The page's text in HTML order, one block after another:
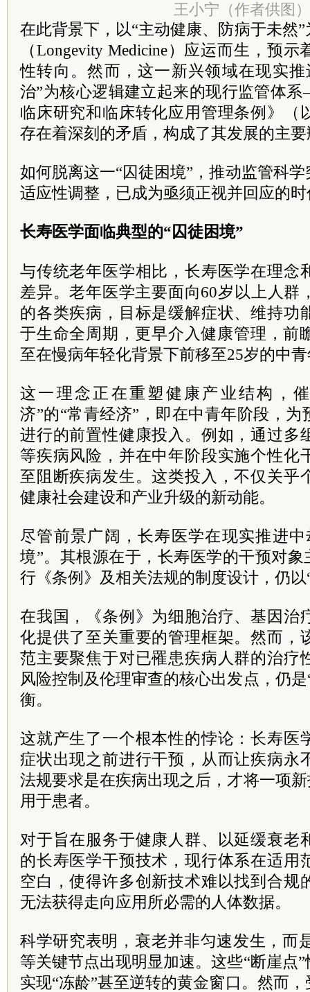
王小宁（作者供图）
在此背景下，以“主动健康、防病于未然
（Longevity Medicine）应运而生，预
性转向。然而，这一新兴领域在现实
治”为核心逻辑建立起来的现行监管体
临床研究和临床转化应用管理条例》（
存在着深刻的矛盾，构成了其发展的主
如何脱离这一“囚徒困境”，推动监管科
适应性调整，已成为亟须正视并回应的
长寿医学面临典型的“囚徒困境”
与传统老年医学相比，长寿医学在理念
差异。老年医学主要面向60岁以上人群
的各类疾病，目标是缓解症状、维持功
于生命全周期，更早介入健康管理，前
至在慢病年轻化背景下前移至25岁的中
这一理念正在重塑健康产业结构，
济”的“常青经济”，即在中青年阶段，
进行的前置性健康投入。例如，通过多
等疾病风险，并在中年阶段实施个性化
至阻断疾病发生。这类投入，不仅关乎
健康社会建设和产业升级的新动能。
尽管前景广阔，长寿医学在现实推进
境”。其根源在于，长寿医学的干预对象
行《条例》及相关法规的制度设计，仍以
在我国，《条例》为细胞治疗、基因治
化提供了至关重要的管理框架。然而，
范主要聚焦于对已罹患疾病人群的治疗
风险控制及伦理审查的核心出发点，仍
衡。
这就产生了一个根本性的悖论：长寿医
症状出现之前进行干预，从而让疾病永
法规要求是在疾病出现之后，才将一项
用于患者。
对于旨在服务于健康人群、以延缓衰老
的长寿医学干预技术，现行体系在适用
空白，使得许多创新技术难以找到合规
无法获得走向应用所必需的人体数据。
科学研究表明，衰老并非匀速发生，而
等关键节点出现明显加速。这些“断崖点
实现“冻龄”甚至逆转的黄金窗口。然而